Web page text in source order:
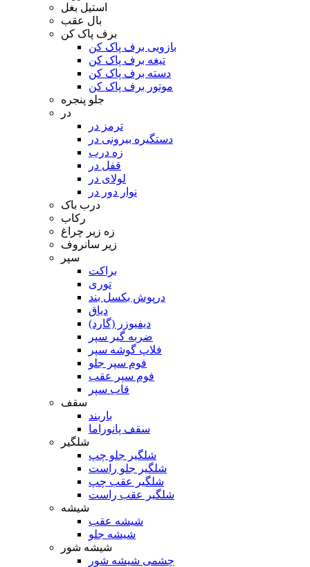
استیل بغل
بال عقب
برف پاک کن
بازویی برف پاک کن
تیغه برف پاک کن
دسته برف پاک کن
موتور برف پاک کن
جلو پنجره
در
ترمز در
دستگیره بیرونی در
زه درب
قفل در
لولای در
نوار دور در
درب باک
رکاب
زه زیر چراغ
زیر سانروف
سپر
براکت
توری
درپوش بکسل بند
دیاق
دیفیوزر (گارد)
ضربه گیر سپر
فلاپ گوشه سپر
فوم سپر جلو
فوم سپر عقب
قاب سپر
سقف
باربند
سقف پانوراما
شلگیر
شلگیر جلو چپ
شلگیر جلو راست
شلگیر عقب چپ
شلگیر عقب راست
شیشه
شیشه عقب
شیشه جلو
شیشه شور
چشمی شیشه شور